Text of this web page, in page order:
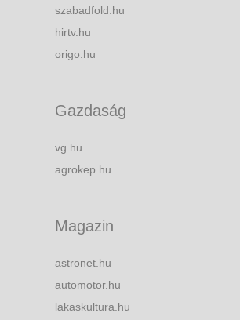
szabadfold.hu
hirtv.hu
origo.hu
Gazdaság
vg.hu
agrokep.hu
Magazin
astronet.hu
automotor.hu
lakaskultura.hu